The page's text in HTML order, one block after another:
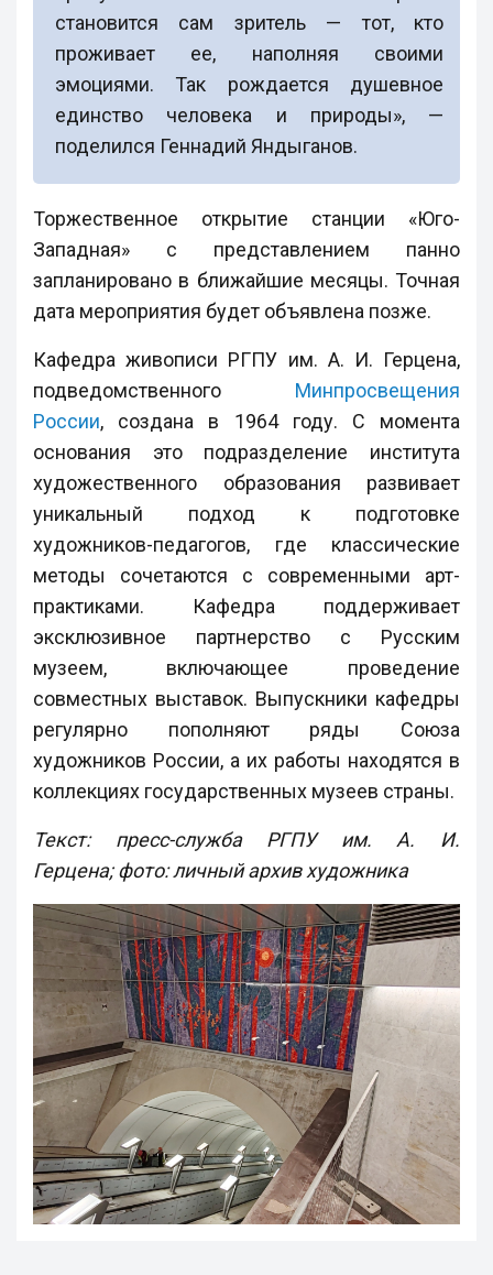
становится сам зритель — тот, кто
проживает ее, наполняя своими
эмоциями. Так рождается душевное
единство человека и природы», —
поделился Геннадий Яндыганов.
Торжественное открытие станции «Юго-
Западная» с представлением панно
запланировано в ближайшие месяцы. Точная
дата мероприятия будет объявлена позже.
Кафедра живописи РГПУ им. А. И. Герцена,
подведомственного Минпросвещения
России, создана в 1964 году. С момента
основания это подразделение института
художественного образования развивает
уникальный подход к подготовке
художников-педагогов, где классические
методы сочетаются с современными арт-
практиками. Кафедра поддерживает
эксклюзивное партнерство с Русским
музеем, включающее проведение
совместных выставок. Выпускники кафедры
регулярно пополняют ряды Союза
художников России, а их работы находятся в
коллекциях государственных музеев страны.
Текст: пресс-служба РГПУ им. А. И.
Герцена; фото: личный архив художника